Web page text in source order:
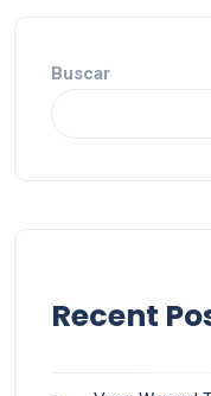
Buscar
Recent